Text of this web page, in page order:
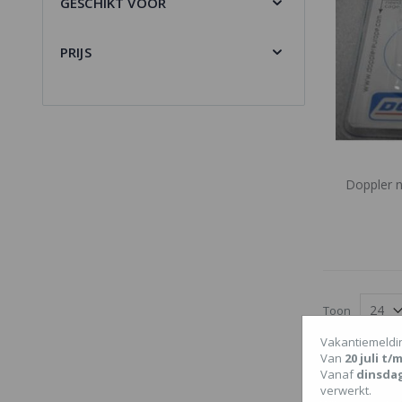
Doppler
Toon
Onze
is de kans
banden,
Klik dan hier
PRIJS
Van 20 juli t/
Vanaf
verwerkt.